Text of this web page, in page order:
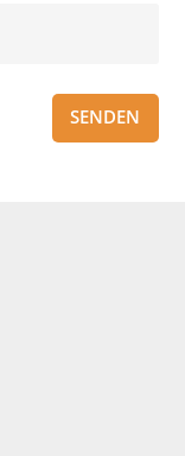
SENDEN